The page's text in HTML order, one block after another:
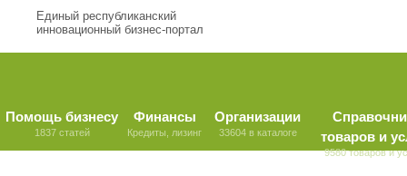
Единый республиканский
инновационный бизнес-портал
Помощь бизнесу
1837 статей
Финансы
Кредиты, лизинг
Организации
33604 в каталоге
товаров и
9580 товаров и